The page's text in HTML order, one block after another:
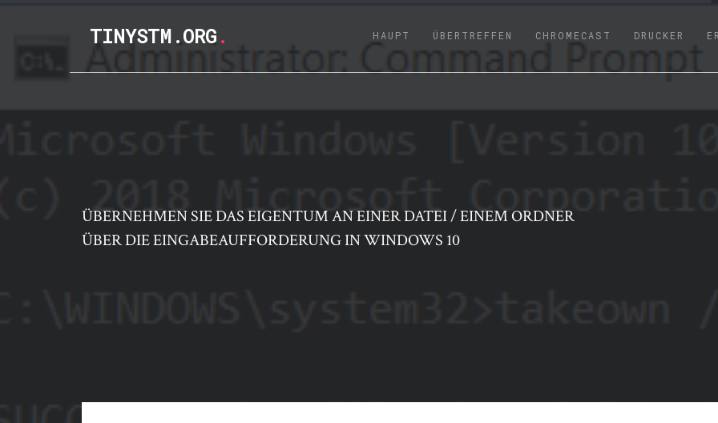
TINYSTM.ORG. HAUPT (CURRENT)
ÜBERTREFFEN CHROMECAST DRUCKER
ÜBERNEHMEN SIE DAS EIGENTUM AN EINER DATEI / EINEM ORDNER
ÜBER DIE EINGABEAUFFORDERUNG IN WINDOWS 10